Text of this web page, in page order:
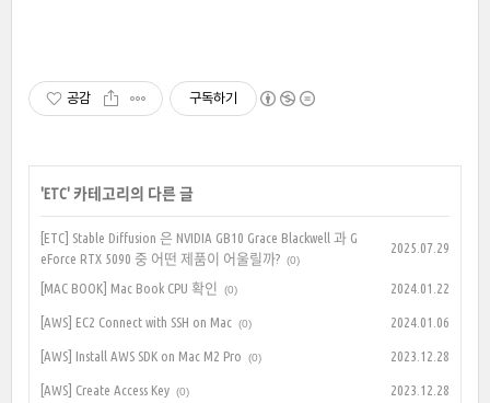
공감 구독하기
'ETC' 카테고리의 다른 글
[ETC] Stable Diffusion 은 NVIDIA GB10 Grace Blackwell 과 G
eForce RTX 5090 중 어떤 제품이 어울릴까? (0)
2025.07.29
[MAC BOOK] Mac Book CPU 확인 (0) 2024.01.22
[AWS] EC2 Connect with SSH on Mac (0) 2024.01.06
[AWS] Install AWS SDK on Mac M2 Pro (0) 2023.12.28
[AWS] Create Access Key (0) 2023.12.28